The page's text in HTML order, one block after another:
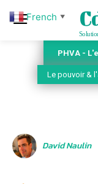
PHVA -
Le pouvoir &
David Naulin
French ▼